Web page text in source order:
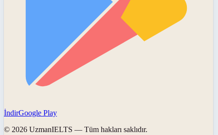
İndirGoogle Play
© 2026 UzmanIELTS — Tüm hakları saklıdır.